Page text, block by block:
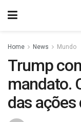
Home News Mundo
Trump
mandato.
das